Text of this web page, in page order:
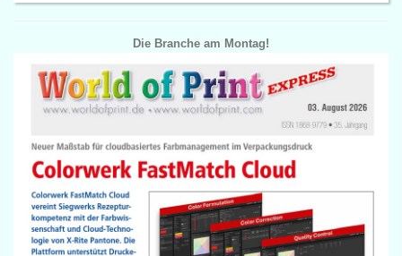
Die Branche am Montag!